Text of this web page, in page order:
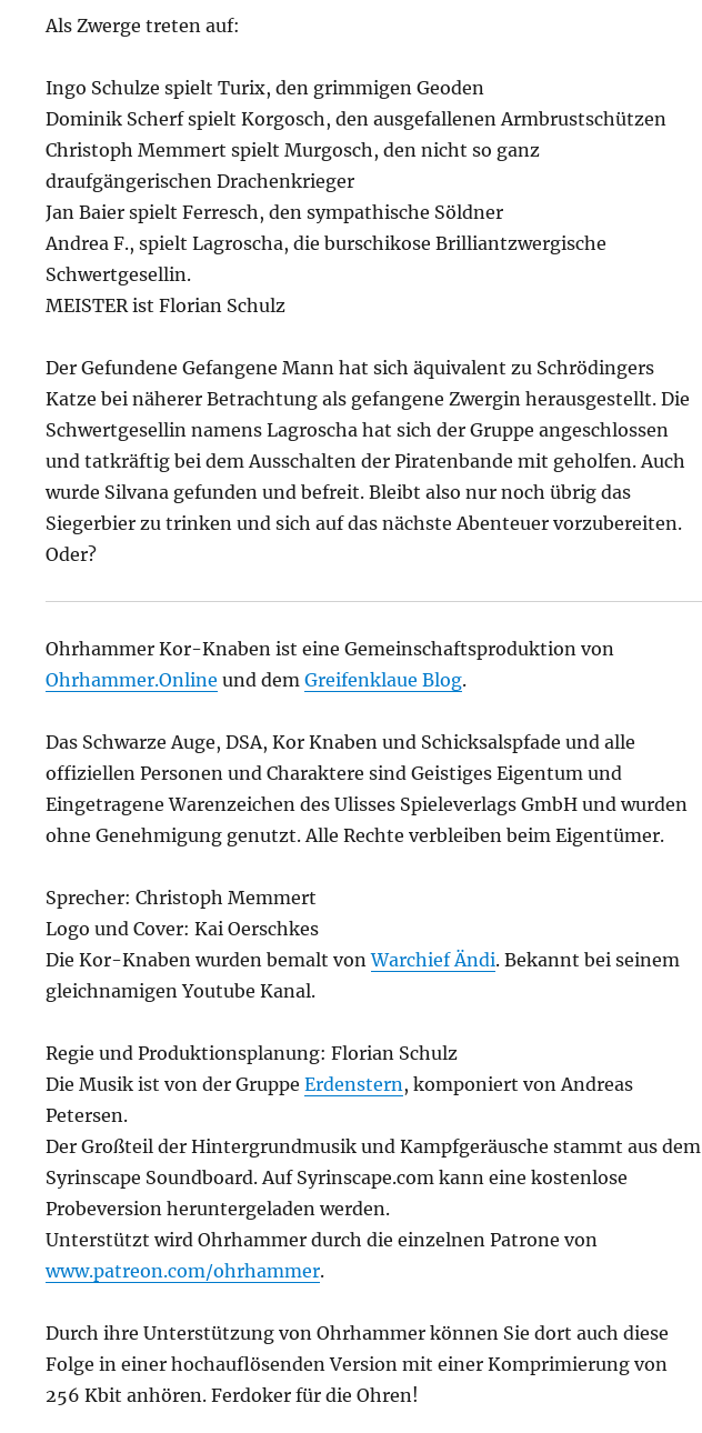
Als Zwerge treten auf:
Ingo Schulze spielt Turix, den grimmigen Geoden
Dominik Scherf spielt Korgosch, den ausgefallenen Armbrustschützen
Christoph Memmert spielt Murgosch, den nicht so ganz
draufgängerischen Drachenkrieger
Jan Baier spielt Ferresch, den sympathische Söldner
Andrea F., spielt Lagroscha, die burschikose Brilliantzwergische
Schwertgesellin.
MEISTER ist Florian Schulz
Der Gefundene Gefangene Mann hat sich äquivalent zu Schrödingers
Katze bei näherer Betrachtung als gefangene Zwergin herausgestellt. Die
Schwertgesellin namens Lagroscha hat sich der Gruppe angeschlossen
und tatkräftig bei dem Ausschalten der Piratenbande mit geholfen. Auch
wurde Silvana gefunden und befreit. Bleibt also nur noch übrig das
Siegerbier zu trinken und sich auf das nächste Abenteuer vorzubereiten.
Oder?
Ohrhammer Kor-Knaben ist eine Gemeinschaftsproduktion von
Ohrhammer.Online und dem Greifenklaue Blog.
Das Schwarze Auge, DSA, Kor Knaben und Schicksalspfade und alle
offiziellen Personen und Charaktere sind Geistiges Eigentum und
Eingetragene Warenzeichen des Ulisses Spieleverlags GmbH und wurden
ohne Genehmigung genutzt. Alle Rechte verbleiben beim Eigentümer.
Sprecher: Christoph Memmert
Logo und Cover: Kai Oerschkes
Die Kor-Knaben wurden bemalt vonWarchief Ändi. Bekannt bei seinem
gleichnamigen Youtube Kanal.
Regie und Produktionsplanung: Florian Schulz
Die Musik ist von der Gruppe Erdenstern, komponiert von Andreas
Petersen.
Der Großteil der Hintergrundmusik und Kampfgeräusche stammt aus dem
Syrinscape Soundboard. Auf Syrinscape.com kann eine kostenlose
Probeversion heruntergeladen werden.
Unterstützt wird Ohrhammer durch die einzelnen Patrone von
www.patreon.com/ohrhammer.
Durch ihre Unterstützung von Ohrhammer können Sie dort auch diese
Folge in einer hochauflösenden Version mit einer Komprimierung von
256 Kbit anhören. Ferdoker für die Ohren!